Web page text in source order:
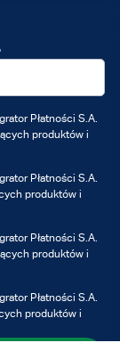
Płatności S.A.
produktów i
Płatności S.A.
produktów i
Płatności S.A.
produktów i
Płatności S.A.
produktów i